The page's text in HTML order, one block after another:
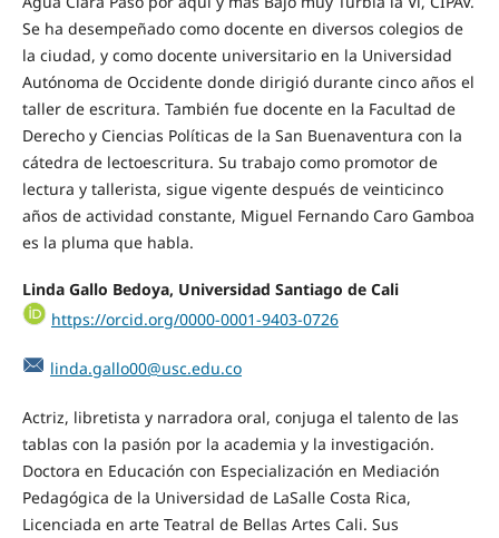
Se ha desempeñado como docente en diversos colegios de
la ciudad, y como docente universitario en la Universidad
Autónoma de Occidente donde dirigió durante cinco años el
taller de escritura. También fue docente en la Facultad de
Derecho y Ciencias Políticas de la San Buenaventura con la
cátedra de lectoescritura. Su trabajo como promotor de
lectura y tallerista, sigue vigente después de veinticinco
años de actividad constante, Miguel Fernando Caro Gamboa
es la pluma que habla.
Linda Gallo Bedoya, Universidad Santiago de Cali
https://orcid.org/0000-0001-9403-0726
linda.gallo00@usc.edu.co
Actriz, libretista y narradora oral, conjuga el talento de las
tablas con la pasión por la academia y la investigación.
Doctora en Educación con Especialización en Mediación
Pedagógica de la Universidad de LaSalle Costa Rica,
Licenciada en arte Teatral de Bellas Artes Cali. Sus